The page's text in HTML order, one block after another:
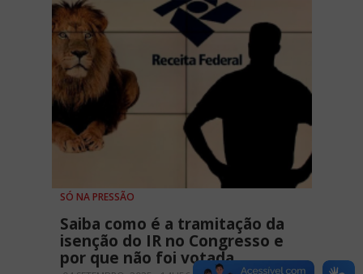
SÓ NA PRESSÃO
Saiba como é a tramitação da
isenção do IR no Congresso e
por que não foi votada